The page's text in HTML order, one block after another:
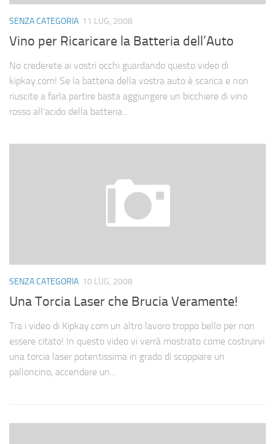
Cerca
SENZA CATEGORIA 11 LUG, 2008
Vino per Ricaricare la Batteria dell’Auto
No crederete ai vostri occhi guardando questo video di
kipkay.com! Se la batteria della vostra auto è scarica e non
riuscite a farla partire basta aggiungere un bicchiere di vino
rosso all’acido della batteria...
SENZA CATEGORIA 10 LUG, 2008
Una Torcia Laser che Brucia Veramente!
Tra i video di Kipkay.com un altro lavoro troppo bello per non
essere citato! In questo video vi verrà mostrato come costruirvi
una torcia laser potentissima in grado di scoppiare un
palloncino, accendere un...